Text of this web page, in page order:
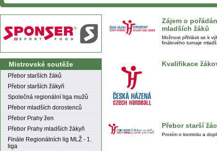
Mistrovské soutěže
Přebor starších žáků
Přebor starších žákyň
Společná regionální liga mužů
Přebor mladších dorostenců
Přebor Prahy žen
Přebor Prahy mladších žákyň
Finále Regionálních lig MLŽ - 1.
liga
Zájem o
mladších žáků
Možnost přihlásit se k
finálového turnaje
Kvalifikace
Přebor starší
Prosím o kontrolu a